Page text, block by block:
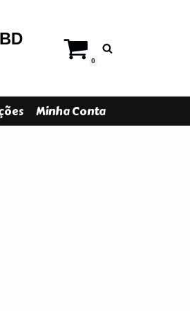
0
Minha Conta